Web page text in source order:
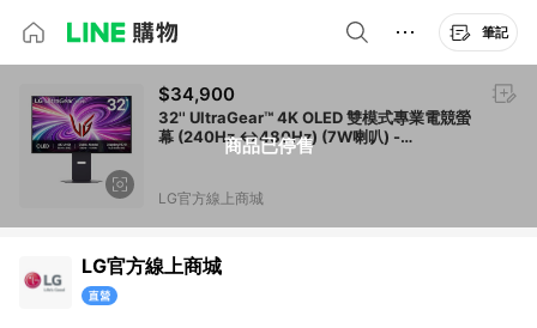
筆記
商品已停售
$34,900
32'' UltraGear™ 4K OLED 雙模式專業電競螢
幕 (240Hz ↔480Hz) (7W喇叭) -
32GS95UV-B
LG官方線上商城
LG官方線上商城